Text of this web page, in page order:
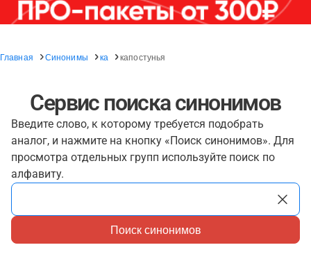
Главная Синонимы ка капостунья
Сервис поиска синонимов
Введите слово, к которому требуется подобрать
аналог, и нажмите на кнопку «Поиск синонимов». Для
просмотра отдельных групп используйте поиск по
алфавиту.
Поиск синонимов